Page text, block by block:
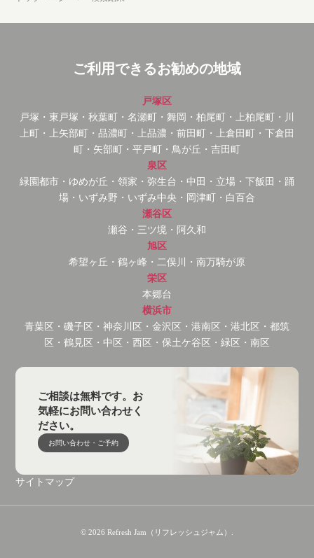
ご利用できるお勧めの地域
戸塚区
戸塚・東戸塚・秋葉町・名瀬町・舞岡・柏尾町・上柏尾町・川
上町・上矢部町・品濃町・上品濃・前田町・上倉田町・下倉田
町・矢部町・平戸町・鳥が丘・吉田町
泉区
緑園都市・ゆめが丘・領家・弥生台・中田・立場・下飯田・踊
場・いずみ野・いずみ中央・岡津町・白百合
瀬谷区
瀬谷・三ツ境・阿久和
旭区
希望ヶ丘・鶴ヶ峰・二俣川・南万騎が原
栄区
本郷台
横浜市
青葉区・磯子区・神奈川区・金沢区・港南区・港北区・都筑
区・鶴見区・中区・西区・保土ケ谷区・緑区・南区
ご相談は無料です。お
気軽にお問い合わせく
ださい。
お問い合わせ・ご予約
サイトマップ
© 2026 Refresh Jam（リフレッシュジャム）.